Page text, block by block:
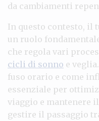
da cambiamenti
In questo contesto, il
un ruolo
che regola vari
cicli di sonno e
fuso orario e come
essenziale per
viaggio e mantenere
gestire il passaggio